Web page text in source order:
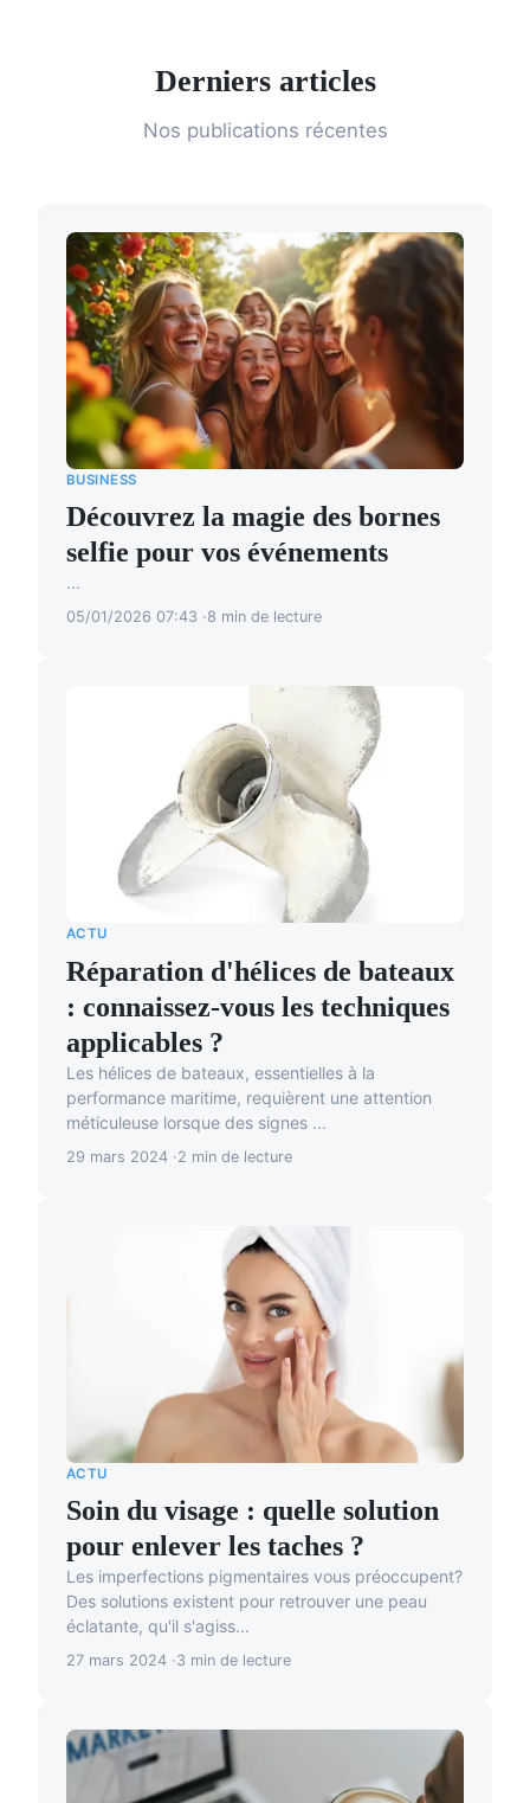
Derniers articles
Nos publications récentes
BUSINESS
Découvrez la magie des bornes
selfie pour vos événements
...
05/01/2026 07:43 8 min de lecture
ACTU
Réparation d'hélices de bateaux
: connaissez-vous les techniques
applicables ?
Les hélices de bateaux, essentielles à la
performance maritime, requièrent une attention
méticuleuse lorsque des signes ...
29 mars 2024 2 min de lecture
ACTU
Soin du visage : quelle solution
pour enlever les taches ?
Les imperfections pigmentaires vous préoccupent?
Des solutions existent pour retrouver une peau
éclatante, qu'il s'agiss...
27 mars 2024 3 min de lecture